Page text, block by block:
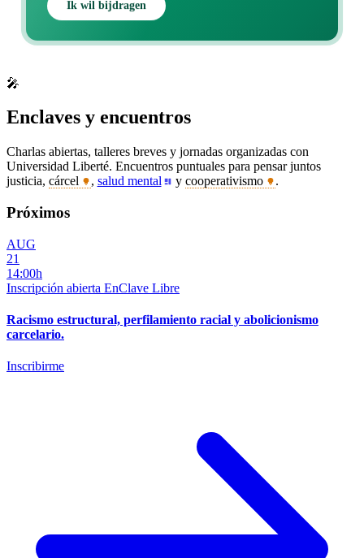
Ik wil bijdragen
🎤
Enclaves y encuentros
Charlas abiertas, talleres breves y jornadas organizadas con
Universidad Liberté. Encuentros puntuales para pensar juntos
justicia, cárcel , salud mental ycooperativismo .
Próximos
AUG
21
14:00h
Inscripción abierta EnClave Libre
Racismo estructural, perfilamiento racial y abolicionismo
carcelario.
Inscribirme